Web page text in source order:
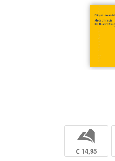
b
€ 14,95